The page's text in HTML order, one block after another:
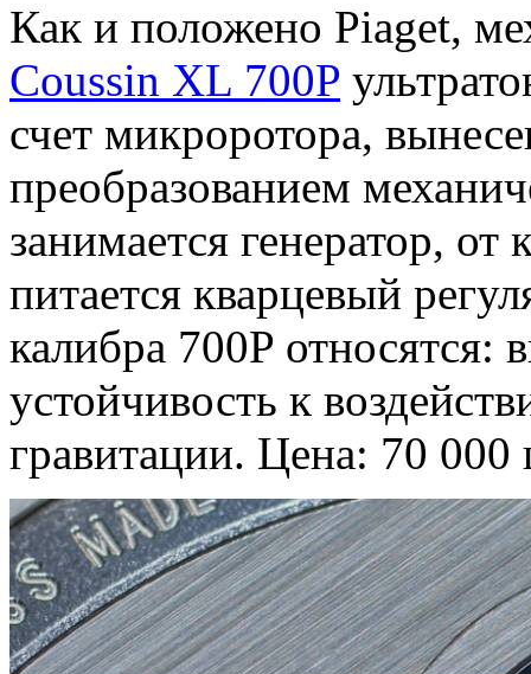
Как и положено Piaget,
Coussin XL 700P
счет микроротора,
преобразованием
занимается генератор, от
питается кварцевый
калибра 700P относятся:
устойчивость к
гравитации. Цена: 70